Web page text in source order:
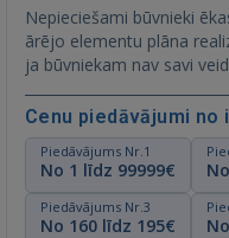
Nepieciešami būvnieki
ārējo elementu plāna
Cenu piedāvājumi no
Piedāvājums Nr.1
No 1 līdz 99999€
Piedāvājums Nr.3
No 160 līdz 195€